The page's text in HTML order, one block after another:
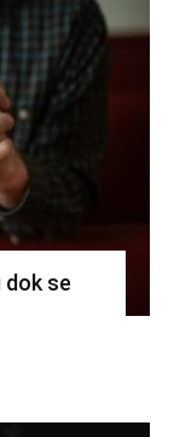
se